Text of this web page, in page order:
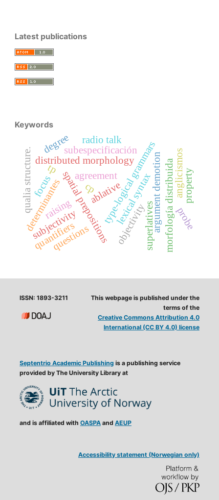
Latest publications
Keywords
spatial prepositionstype-logical grammars
lexical syntax
distributed morphology argument demotion
questions
determinantes morfología distribuida
subespecificación
agreement
subjectivity objectivity
radio talk
ablative
qualia structure.
quantifiers superlatives
raising
tp
cp
focus anglicismos
probe
property
degree
ISSN: 1893-3211
Septentrio Academic Publishing is a publishing service
provided by The University Library at
and is affiliated with OASPAand AEUP
This webpage is published under the
terms of the
Creative Commons Attribution 4.0
International (CC BY 4.0) license
Accessibility statement (Norwegian only)